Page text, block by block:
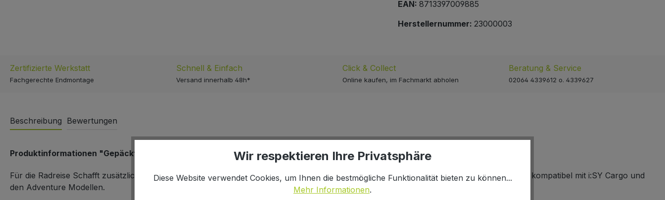
EAN: 8713397009885
Herstellernummer: 23000003
Zertifizierte Werkstatt
Fachgerechte Endmontage
Schnell & Einfach
Versand innerhalb 48h*
Click & Collect
Online kaufen, im Fachmarkt abholen
Beratung & Service
02064 4339612 o. 4339627
Beschreibung Bewertungen
Produktinformationen "Gepäckträger i:SY Gepäckträger LowRider"
Für die Radreise Schafft zusätzlichen Stauraum am Rad in Verbindung mit den i:SY Gepäckträgertaschen in der kleinen Ausführung. Nicht kompatibel mit i:SY Cargo und
den Adventure Modellen.
Wir respektieren Ihre Privatsphäre
Diese Website verwendet Cookies, um Ihnen die bestmögliche Funktionalität bieten zu können...
Mehr Informationen.